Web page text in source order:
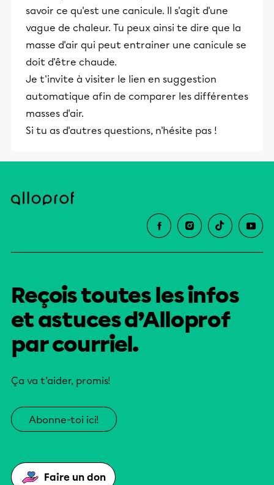
savoir ce qu'est une canicule. Il s'agit d'une
vague de chaleur. Tu peux ainsi te dire que la
masse d'air qui peut entrainer une canicule se
doit d'être chaude.
Je t'invite à visiter le lien en suggestion
automatique afin de comparer les différentes
masses d'air.
Si tu as d'autres questions, n'hésite pas !
Reçois toutes les infos
et astuces d’Alloprof
par courriel.
Ça va t’aider, promis!
Abonne-toi ici!
Faire un don